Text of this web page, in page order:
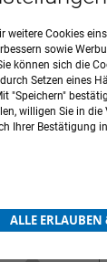
Green
Cookies
sowie
können sich die
Setzen eines
"Speichern"
willigen Sie in
Ihrer Bestätigung
ALLE ERLAUBEN